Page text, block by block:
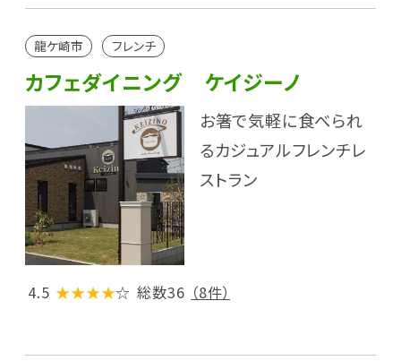
龍ケ崎市 フレンチ
カフェダイニング ケイジーノ
お箸で気軽に食べられ
るカジュアルフレンチレ
ストラン
4.5 ★★★★☆ 総数36 （8件）